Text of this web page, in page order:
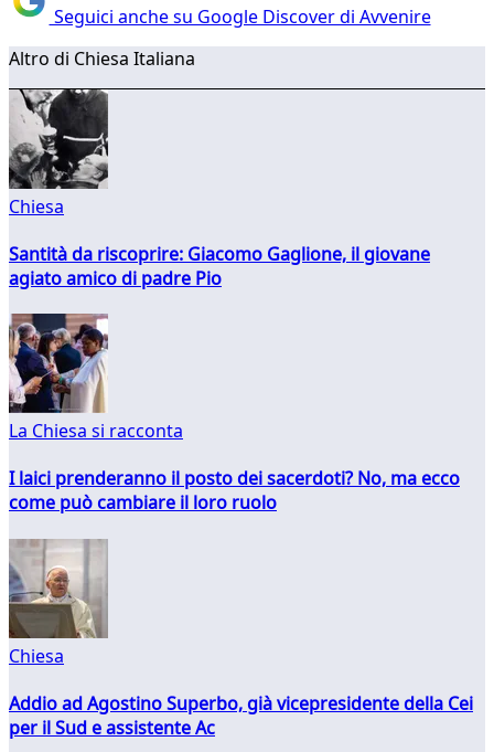
Seguici anche su Google Discover di Avvenire
Altro di Chiesa Italiana
Chiesa
Santità da riscoprire: Giacomo Gaglione, il giovane
agiato amico di padre Pio
La Chiesa si racconta
I laici prenderanno il posto dei sacerdoti? No, ma ecco
come può cambiare il loro ruolo
Chiesa
Addio ad Agostino Superbo, già vicepresidente della Cei
per il Sud e assistente Ac